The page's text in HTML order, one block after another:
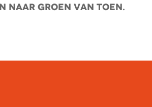
naar Groen van Toen.